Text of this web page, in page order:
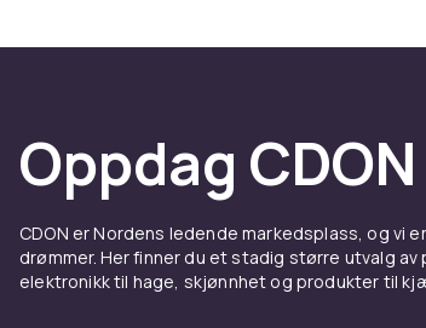
Oppdag CDON
CDON er Nordens ledende markedsplass, og vi
drømmer. Her finner du et stadig større utvalg
elektronikk til hage, skjønnhet og produkter til